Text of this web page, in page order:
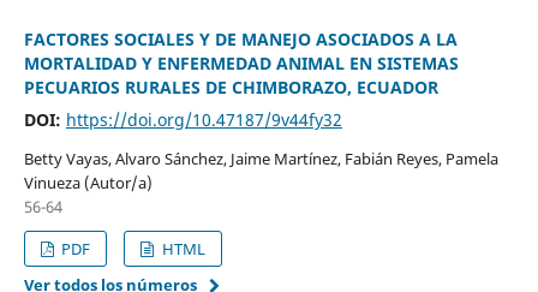
FACTORES SOCIALES Y DE MANEJO ASOCIADOS A LA
MORTALIDAD Y ENFERMEDAD ANIMAL EN SISTEMAS
PECUARIOS RURALES DE CHIMBORAZO, ECUADOR
DOI: https://doi.org/10.47187/9v44fy32
Betty Vayas, Alvaro Sánchez, Jaime Martínez, Fabián Reyes, Pamela
Vinueza (Autor/a)
56-64
PDF
HTML
Ver todos los números